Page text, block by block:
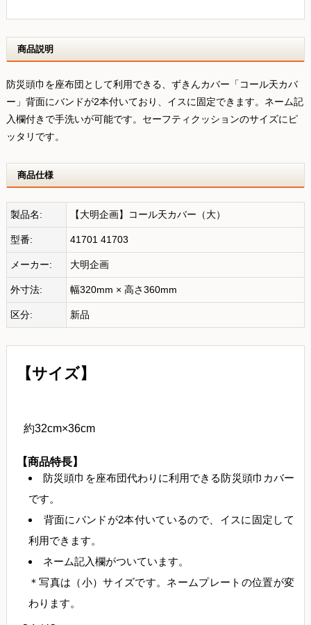
商品説明
防災頭巾を座布団として利用できる、ずきんカバー「コール天カバ
ー」背面にバンドが2本付いており、イスに固定できます。ネーム記
入欄付きで手洗いが可能です。セーフティクッションのサイズにピ
ッタリです。
商品仕様
製品名: 【大明企画】コール天カバー（大）
型番: 41701 41703
メーカー: 大明企画
外寸法: 幅320mm × 高さ360mm
区分: 新品
【サイズ】
約32cm×36cm
【商品特長】
防災頭巾を座布団代わりに利用できる防災頭巾カバー
です。
背面にバンドが2本付いているので、イスに固定して
利用できます。
ネーム記入欄がついています。
＊写真は（小）サイズです。ネームプレートの位置が変
わります。